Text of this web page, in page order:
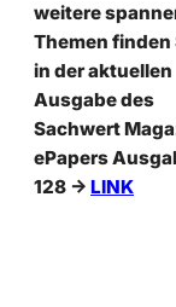
weitere
Themen finden
in der aktuellen
Ausgabe des
Sachwert
ePapers
128 -> LINK